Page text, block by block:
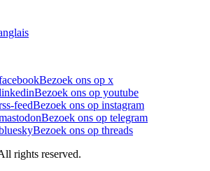
Bezoek ons op x
Bezoek ons op youtube
feedBezoek ons op instagram
Bezoek ons op telegram
Bezoek ons op threads
rights reserved.